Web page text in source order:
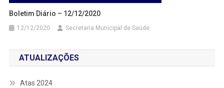
Boletim Diário – 12/12/2020
12/12/2020 Secretaria Municipal de Saúde
ATUALIZAÇÕES
Atas 2024